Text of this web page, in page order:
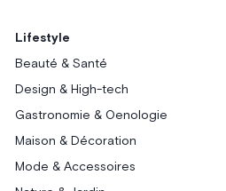
Lifestyle
Beauté & Santé
Design & High-tech
Gastronomie & Oenologie
Maison & Décoration
Mode & Accessoires